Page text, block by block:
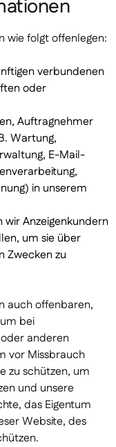
wie folgt offenlegen:
verbundenen
oder
Auftragnehmer
Wartung,
E-Mail-
in unserem
wir Anzeigenkundern
um sie über
Zwecken zu
auch offenbaren,
bei
anderen
vor Missbrauch
zu schützen, um
und unsere
das Eigentum
Website, des